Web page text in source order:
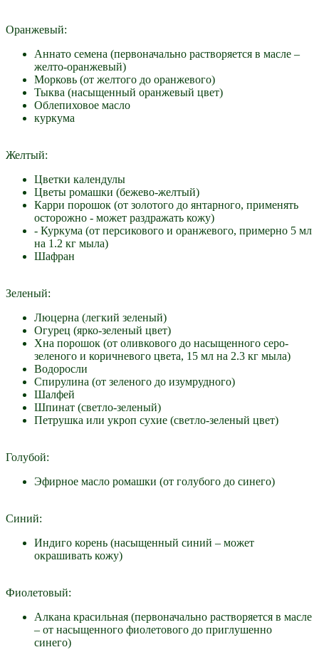
Оранжевый:
Аннато семена (первоначально растворяется в масле –
желто-оранжевый)
Морковь (от желтого до оранжевого)
Тыква (насыщенный оранжевый цвет)
Облепиховое масло
куркума
Желтый:
Цветки календулы
Цветы ромашки (бежево-желтый)
Карри порошок (от золотого до янтарного, применять
осторожно - может раздражать кожу)
- Куркума (от персикового и оранжевого, примерно 5 мл
на 1.2 кг мыла)
Шафран
Зеленый:
Люцерна (легкий зеленый)
Огурец (ярко-зеленый цвет)
Хна порошок (от оливкового до насыщенного серо-
зеленого и коричневого цвета, 15 мл на 2.3 кг мыла)
Водоросли
Спирулина (от зеленого до изумрудного)
Шалфей
Шпинат (светло-зеленый)
Петрушка или укроп сухие (светло-зеленый цвет)
Голубой:
Эфирное масло ромашки (от голубого до синего)
Синий:
Индиго корень (насыщенный синий – может
окрашивать кожу)
Фиолетовый:
Алкана красильная (первоначально растворяется в масле
– от насыщенного фиолетового до приглушенно
синего)